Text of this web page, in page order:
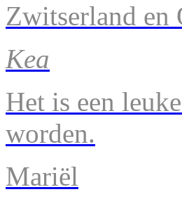
Zwitserland en
Kea
Het is een
worden.
Mariël